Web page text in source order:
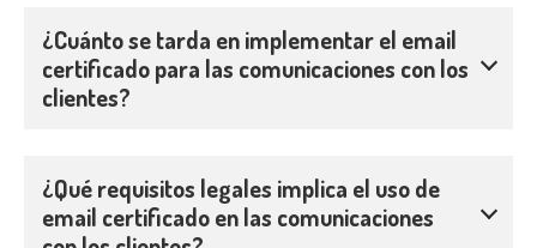
¿Cuánto se tarda en implementar el email
certificado para las comunicaciones con los
clientes?
¿Qué requisitos legales implica el uso de
email certificado en las comunicaciones